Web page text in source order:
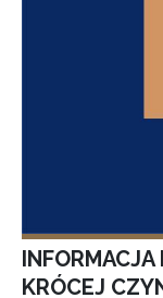
KRÓCEJ